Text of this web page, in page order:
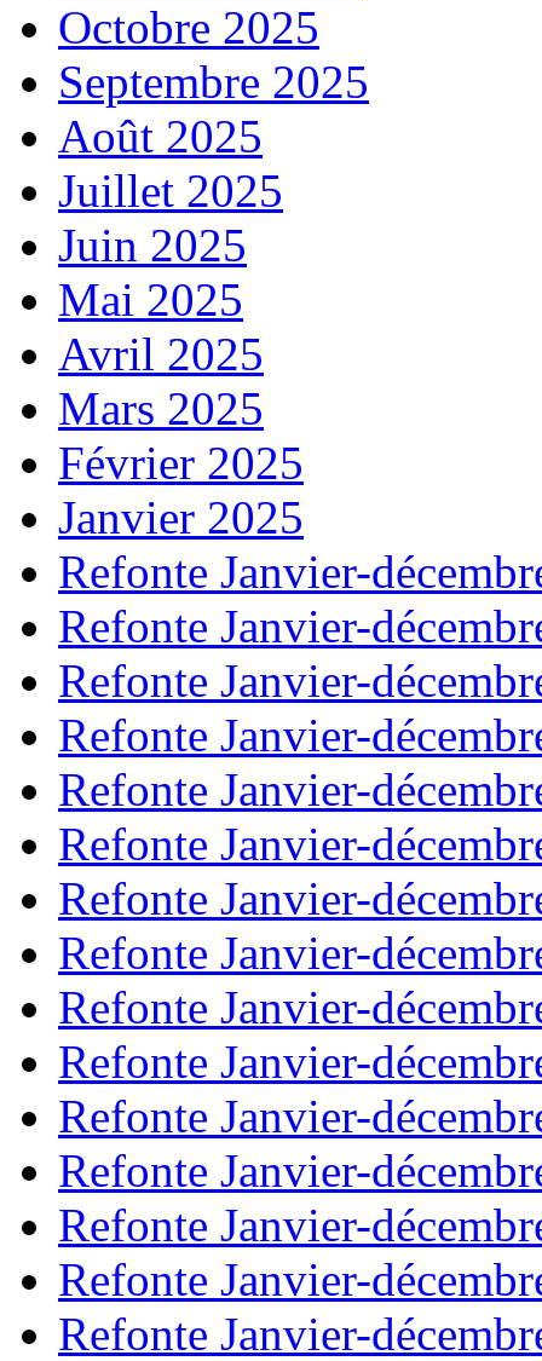
Octobre 2025
Septembre 2025
Août 2025
Juillet 2025
Juin 2025
Mai 2025
Avril 2025
Mars 2025
Février 2025
Janvier 2025
Refonte Janvier-
Refonte Janvier-
Refonte Janvier-
Refonte Janvier-
Refonte Janvier-
Refonte Janvier-
Refonte Janvier-
Refonte Janvier-
Refonte Janvier-
Refonte Janvier-
Refonte Janvier-
Refonte Janvier-
Refonte Janvier-
Refonte Janvier-
Refonte Janvier-